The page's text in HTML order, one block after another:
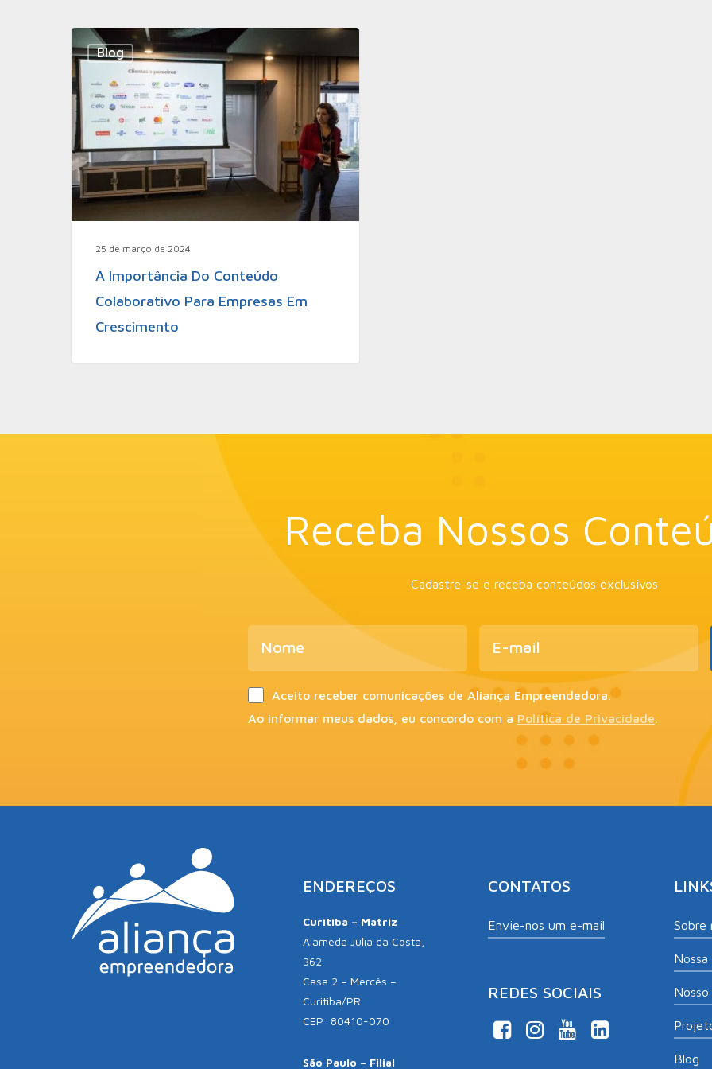
Blog
25 de março de 2024
A Importância Do Conteúdo
Colaborativo Para Empresas Em
Crescimento
Receba Nossos
Cadastre-se e receba conteúdos exclusivos
Aceito receber comunicações de Aliança Empreendedora.
Ao informar meus dados, eu concordo com a Política de Privacidade.
ENDEREÇOS
Curitiba – Matriz
Alameda Júlia da Costa,
362
Casa 2 – Mercês –
Curitiba/PR
CEP: 80410-070
São Paulo – Filial
CONTATOS
Envie-nos um e-mail
REDES SOCIAIS
Sobre
Blog